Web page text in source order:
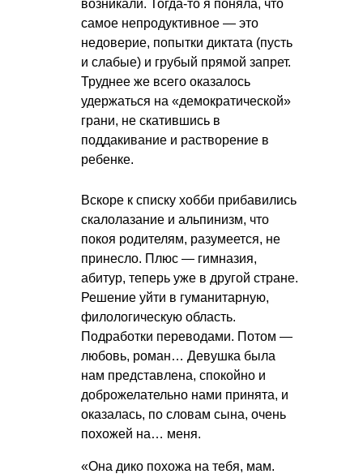
возникали. Тогда-то я поняла, что
самое непродуктивное — это
недоверие, попытки диктата (пусть
и слабые) и грубый прямой запрет.
Труднее же всего оказалось
удержаться на «демократической»
грани, не скатившись в
поддакивание и растворение в
ребенке.
Вскоре к списку хобби прибавились
скалолазание и альпинизм, что
покоя родителям, разумеется, не
принесло. Плюс — гимназия,
абитур, теперь уже в другой стране.
Решение уйти в гуманитарную,
филологическую область.
Подработки переводами. Потом —
любовь, роман… Девушка была
нам представлена, спокойно и
доброжелательно нами принята, и
оказалась, по словам сына, очень
похожей на… меня.
«Она дико похожа на тебя, мам.